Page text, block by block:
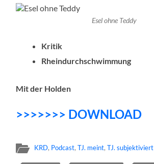
Esel ohne Teddy
Kritik
Rheindurchschwimmung
Mit der Holden
>>>>>>> DOWNLOAD
KRD, Podcast,TJ. meint,TJ. subjektiviert